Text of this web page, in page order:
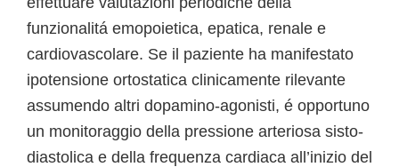
funzionalitá emopoietica, epatica, renale e
cardiovascolare. Se il paziente ha manifestato
ipotensione ortostatica clinicamente rilevante
assumendo altri dopamino-agonisti, é opportuno
un monitoraggio della pressione arteriosa sisto-
diastolica e della frequenza cardiaca all’inizio del